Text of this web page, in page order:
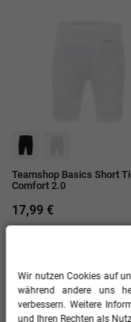
Teamshop Basics Short
Comfort 2.0
17,99 €
Wir nutzen Cookies auf
während andere uns
verbessern. Weitere
und Ihren Rechten als